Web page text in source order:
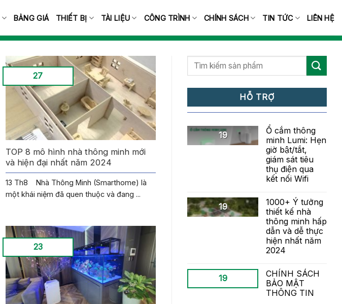
BẢNG GIÁ THIẾT BỊ TÀI LIỆU CÔNG TRÌNH CHÍNH SÁCH TIN TỨC LIÊN HỆ
TOP 8 mô hình nhà thông minh mới
và hiện đại nhất năm 2024
13 Th8 Nhà Thông Minh (Smarthome) là
một khái niệm đã quen thuộc và đang ...
27
23
HỖ TRỢ
19
Ổ cắm thông
minh Lumi: Hẹn
giờ bật/tắt,
giám sát tiêu
thụ điện qua
kết nối Wifi
19
1000+ Ý tưởng
thiết kế nhà
thông minh hấp
dẫn và dễ thực
hiện nhất năm
2024
19
CHÍNH SÁCH
BẢO MẬT
THÔNG TIN